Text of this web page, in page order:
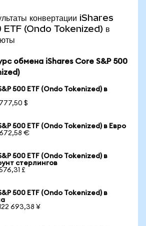
конвертации iShares
(Ondo Tokenized) в
обмена iShares Core S&P 500
500 ETF (Ondo Tokenized) в
$
500 ETF (Ondo Tokenized) в Евро
€
500 ETF (Ondo Tokenized) в
стерлингов
£
500 ETF (Ondo Tokenized) в
693,38 ¥